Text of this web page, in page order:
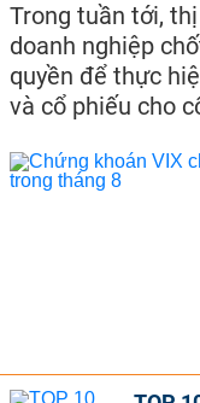
Trong tuần tới,
doanh nghiệp
quyền để thực
và cổ phiếu cho